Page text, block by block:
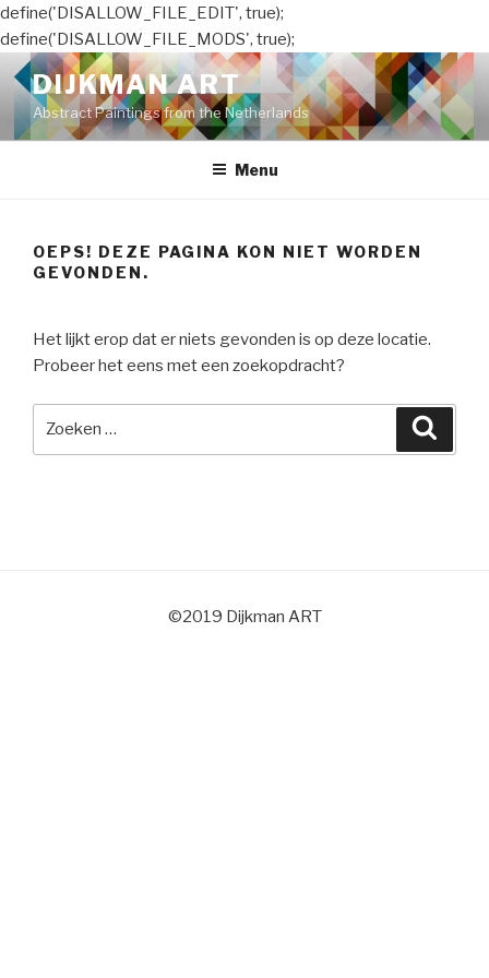
define('DISALLOW_FILE_EDIT', true);
define('DISALLOW_FILE_MODS', true);
Naar
de
inhoud
springen
DIJKMAN ART
Abstract Paintings from the Netherlands
Menu
OEPS! DEZE PAGINA KON NIET WORDEN
GEVONDEN.
Het lijkt erop dat er niets gevonden is op deze locatie.
Probeer het eens met een zoekopdracht?
©2019 Dijkman ART